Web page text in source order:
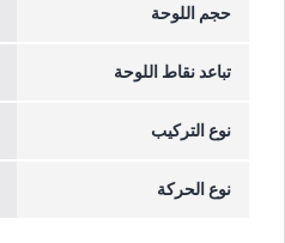
حجم اللوحة
تباعد نقاط اللوحة
نوع التركيب
نوع الحركة